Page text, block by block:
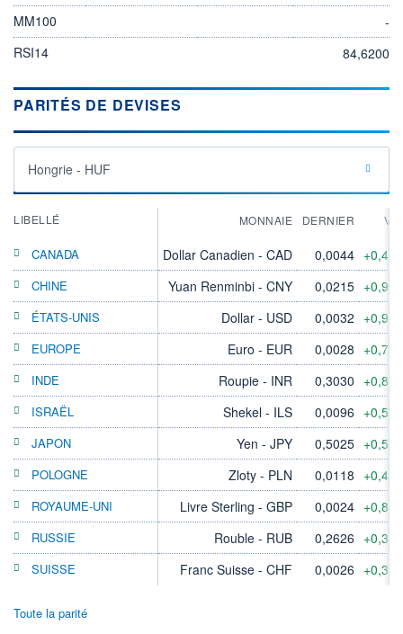
MM100
-
RSI14
84,6200
PARITÉS DE DEVISES
Hongrie - HUF
LIBELLÉ MONNAIE DERNIER
CANADA Dollar Canadien - CAD 0,0044
CHINE Yuan Renminbi - CNY 0,0215
ÉTATS-UNIS Dollar - USD 0,0032
EUROPE Euro - EUR 0,0028
INDE Roupie - INR 0,3030
ISRAËL Shekel - ILS 0,0096
JAPON Yen - JPY 0,5025
POLOGNE Zloty - PLN 0,0118
ROYAUME-UNI Livre Sterling - GBP 0,0024
RUSSIE Rouble - RUB 0,2626
SUISSE Franc Suisse - CHF 0,0026
Toute la parité